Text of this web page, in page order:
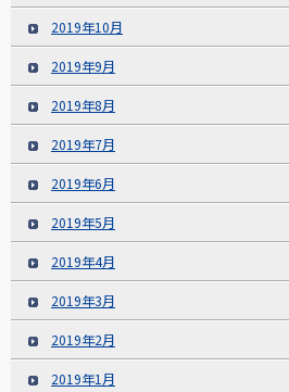
2019年10月
2019年9月
2019年8月
2019年7月
2019年6月
2019年5月
2019年4月
2019年3月
2019年2月
2019年1月